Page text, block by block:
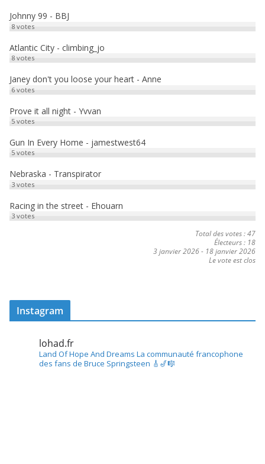
Johnny 99 - BBJ
8votes
Atlantic City - climbing_jo
8votes
Janey don't you loose your heart - Anne
6votes
Prove it all night - Yvvan
5votes
Gun In Every Home - jamestwest64
5votes
Nebraska - Transpirator
3votes
Racing in the street - Ehouarn
3votes
Total des votes : 47
Électeurs : 18
3 janvier 2026- 18 janvier 2026
Le vote est clos
Instagram
lohad.fr
Land Of Hope And Dreams La communauté francophone
des fans de Bruce Springsteen 🎸🎷🎼